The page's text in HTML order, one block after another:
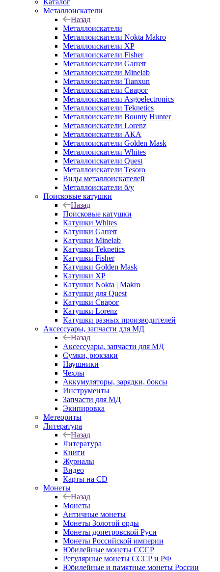
Каталог
Металлоискатели
Назад
Металлоискатели
Металлоискатели Nokta Makro
Металлоискатели XP
Металлоискатели Fisher
Металлоискатели Garrett
Металлоискатели Minelab
Металлоискатели Tianxun
Металлоискатели Сварог
Металлоискатели Asgoelectronics
Металлоискатели Teknetics
Металлоискатели Bounty Hunter
Металлоискатели Lorenz
Металлоискатели АКА
Металлоискатели Golden Mask
Металлоискатели Whites
Металлоискатели Quest
Металлоискатели Tesoro
Виды металлоискателей
Металлоискатели б/у
Поисковые катушки
Назад
Поисковые катушки
Катушки Whites
Катушки Garrett
Катушки Minelab
Катушки Teknetics
Катушки Fisher
Катушки Golden Mask
Катушки XP
Катушки Nokta | Makro
Катушки для Quest
Катушки Сварог
Катушки Lorenz
Катушки разных производителей
Аксессуары, запчасти для МД
Назад
Аксессуары, запчасти для МД
Сумки, рюкзаки
Наушники
Чехлы
Аккумуляторы, зарядки, боксы
Инструменты
Запчасти для МД
Экипировка
Метеориты
Литература
Назад
Литература
Книги
Журналы
Видео
Карты на CD
Монеты
Назад
Монеты
Античные монеты
Монеты Золотой орды
Монеты допетровской Руси
Монеты Российской империи
Юбилейные монеты СССР
Регулярные монеты СССР и РФ
Юбилейные и памятные монеты России